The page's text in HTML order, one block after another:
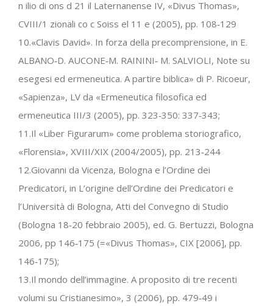
n ilio di ons d 21 il Laternanense IV, «Divus Thomas»,
CVIII/1 zionali co c Soiss el 11 e (2005), pp. 108‐129
10.«Clavis David». In forza della precomprensione, in E.
ALBANO‐D. AUCONE‐M. RAININI‐ M. SALVIOLI, Note su
esegesi ed ermeneutica. A partire biblica» di P. Ricoeur,
«Sapienza», LV da «Ermeneutica filosofica ed
ermeneutica III/3 (2005), pp. 323‐350: 337‐343;
11.Il «Liber Figurarum» come problema storiografico,
«Florensia», XVIII/XIX (2004/2005), pp. 213‐244
12.Giovanni da Vicenza, Bologna e l’Ordine dei
Predicatori, in L’origine dell’Ordine dei Predicatori e
l’Università di Bologna, Atti del Convegno di Studio
(Bologna 18‐20 febbraio 2005), ed. G. Bertuzzi, Bologna
2006, pp 146‐175 (=«Divus Thomas», CIX [2006], pp.
146‐175);
13.Il mondo dell’immagine. A proposito di tre recenti
volumi su Cristianesimo», 3 (2006), pp. 479‐49 i